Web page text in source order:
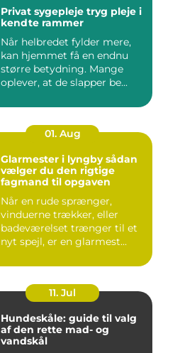
Privat sygepleje tryg pleje i
kendte rammer
Når helbredet fylder mere,
kan hjemmet få en endnu
større betydning. Mange
oplever, at de slapper be...
01. Aug
Glarmester i lyngby sådan
vælger du den rigtige
fagmand til opgaven
Når en rude sprænger,
vinduerne trækker, eller
badeværelset trænger til et
nyt spejl, er en glarmest...
11. Jul
Hundeskåle: guide til valg
af den rette mad- og
vandskål